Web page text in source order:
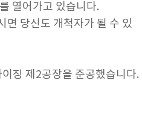
열어가고 있습니다.
면 당신도 개척자가 될 수 있
징 제2공장을 준공했습니다.